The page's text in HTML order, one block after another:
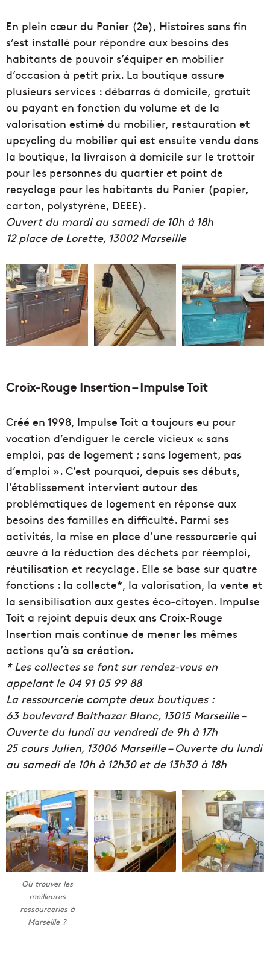
En plein cœur du Panier (2e), Histoires sans fin
s’est installé pour répondre aux besoins des
habitants de pouvoir s’équiper en mobilier
d’occasion à petit prix. La boutique assure
plusieurs services : débarras à domicile, gratuit
ou payant en fonction du volume et de la
valorisation estimé du mobilier, restauration et
upcycling du mobilier qui est ensuite vendu dans
la boutique, la livraison à domicile sur le trottoir
pour les personnes du quartier et point de
recyclage pour les habitants du Panier (papier,
carton, polystyrène, DEEE).
Ouvert du mardi au samedi de 10h à 18h
12 place de Lorette, 13002 Marseille
Croix-Rouge Insertion – Impulse Toit
Créé en 1998, Impulse Toit a toujours eu pour
vocation d’endiguer le cercle vicieux « sans
emploi, pas de logement ; sans logement, pas
d’emploi ». C’est pourquoi, depuis ses débuts,
l’établissement intervient autour des
problématiques de logement en réponse aux
besoins des familles en difficulté. Parmi ses
activités, la mise en place d’une ressourcerie qui
œuvre à la réduction des déchets par réemploi,
réutilisation et recyclage. Elle se base sur quatre
fonctions : la collecte*, la valorisation, la vente et
la sensibilisation aux gestes éco-citoyen. Impulse
Toit a rejoint depuis deux ans Croix-Rouge
Insertion mais continue de mener les mêmes
actions qu’à sa création.
* Les collectes se font sur rendez-vous en
appelant le 04 91 05 99 88
La ressourcerie compte deux boutiques :
63 boulevard Balthazar Blanc, 13015 Marseille –
Ouverte du lundi au vendredi de 9h à 17h
25 cours Julien, 13006 Marseille – Ouverte du lundi
au samedi de 10h à 12h30 et de 13h30 à 18h
Où trouver les
meilleures
ressourceries à
Marseille ?